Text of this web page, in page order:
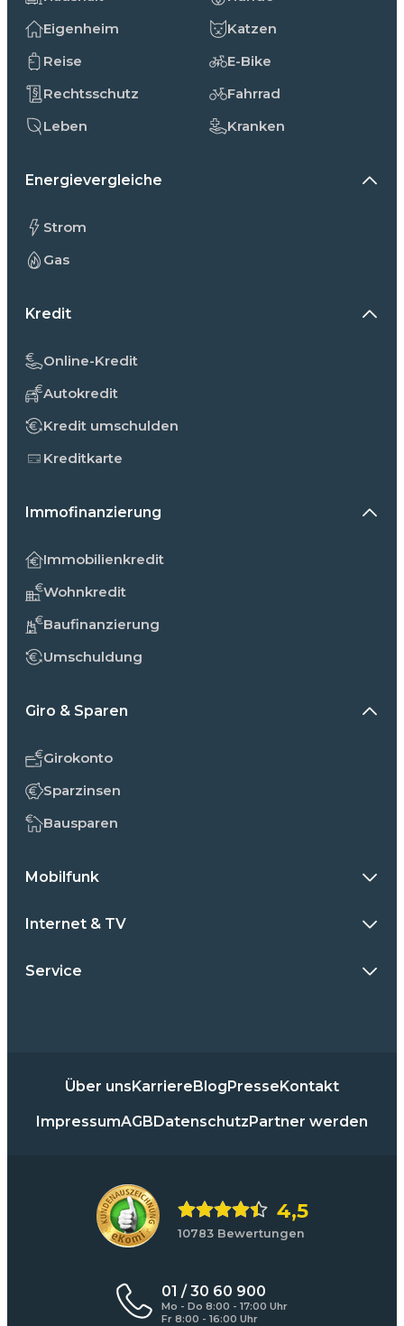
Eigenheim
Reise
Rechtsschutz
Leben
Katzen
E-Bike
Fahrrad
Kranken
Energievergleiche
Strom
Gas
Kredit
Online-Kredit
Autokredit
Kredit umschulden
Kreditkarte
Immofinanzierung
Immobilienkredit
Wohnkredit
Baufinanzierung
Umschuldung
Giro & Sparen
Girokonto
Sparzinsen
Bausparen
Mobilfunk
Internet & TV
Service
Über unsKarriereBlogPresseKontakt
ImpressumAGBDatenschutzPartner werden
4,5
10783 Bewertungen
01 / 30 60 900
Mo - Do 8:00 - 17:00 Uhr
Fr 8:00 - 16:00 Uhr